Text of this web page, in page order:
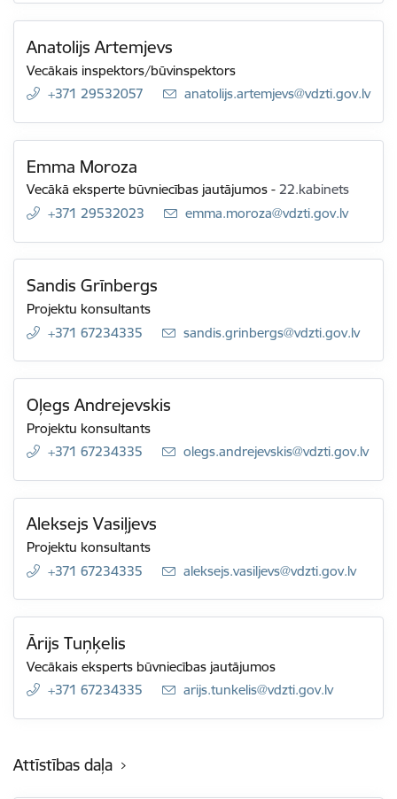
Anatolijs Artemjevs
Vecākais inspektors/būvinspektors
+371 29532057
E-pasts:
anatolijs.artemjevs@vdzti.gov.lv
Emma Moroza
Vecākā eksperte būvniecības jautājumos -22.kabinets
+371 29532023
E-pasts:
emma.moroza@vdzti.gov.lv
Sandis Grīnbergs
Projektu konsultants
+371 67234335
E-pasts:
sandis.grinbergs@vdzti.gov.lv
Oļegs Andrejevskis
Projektu konsultants
+371 67234335
E-pasts:
olegs.andrejevskis@vdzti.gov.lv
Aleksejs Vasiļjevs
Projektu konsultants
+371 67234335
E-pasts:
aleksejs.vasiljevs@vdzti.gov.lv
Ārijs Tuņķelis
Vecākais eksperts būvniecības jautājumos
+371 67234335
E-pasts:
arijs.tunkelis@vdzti.gov.lv
Attīstības daļa